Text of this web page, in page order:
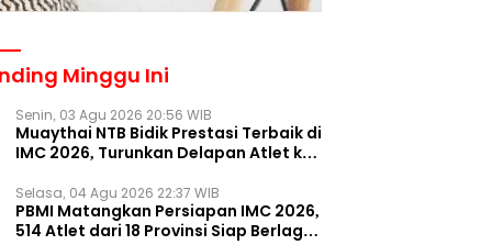
Minggu Ini
Senin, 03 Agu 2026 20:56 WIB
Muaythai NTB Bidik Prestasi Terbaik di
IMC 2026, Turunkan Delapan Atlet ke
Selasa, 04 Agu 2026 22:37 WIB
PBMI Matangkan Persiapan IMC 2026,
514 Atlet dari 18 Provinsi Siap Berlaga